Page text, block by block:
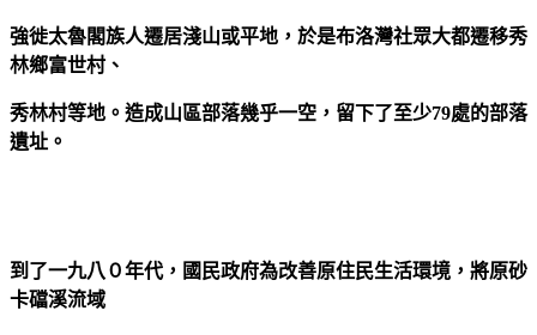
強徙太魯閣族人遷居淺山或平地，於是布洛灣社眾大都遷移秀
林鄉富世村、
秀林村等地。造成山區部落幾乎一空，留下了至少79處的部落
遺址。
到了一九八０年代，國民政府為改善原住民生活環境，將原砂
卡礑溪流域